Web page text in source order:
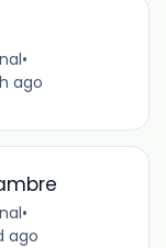
•
ago
•
ago